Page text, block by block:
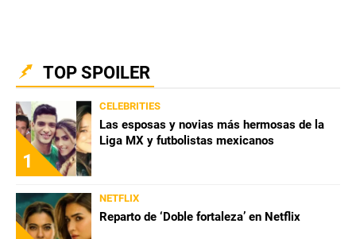
TOP SPOILER
1
CELEBRITIES
Las esposas y novias más hermosas de la
Liga MX y futbolistas mexicanos
NETFLIX
Reparto de ‘Doble fortaleza’ en Netflix